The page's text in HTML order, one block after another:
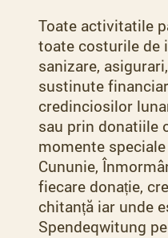
Toate activitatile
toate costurile de
sanizare,
sustinute
credinciosilor
sau prin donatiile
momente
Cununie,
fiecare donație,
chitanță iar unde
Spendeqwitung